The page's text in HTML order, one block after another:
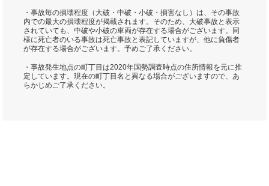
・事故毎の損壊程度（大破・中破・小破・損害なし）は、その事故
内での最大の損壊程度が掲載されます。そのため、大破事故と表示
されていても、中破や小破の車両が存在する場合がございます。同
様に死亡者のいる事故は死亡事故と表記していますが、他に負傷者
が存在する場合がございます。予めご了承ください。
・事故発生地点の町丁目は2020年国勢調査時点の住所情報を元に推
定しています。現在の町丁目名と異なる場合がございますので、あ
らかじめご了承ください。